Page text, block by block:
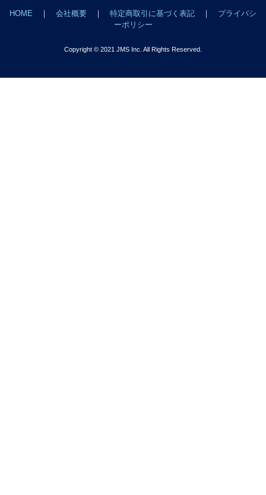
HOME ｜ 会社概要 ｜ 特定商取引に基づく表記 ｜ プライバシ
ーポリシー
Copyright © 2021 JMS Inc. All Rights Reserved.